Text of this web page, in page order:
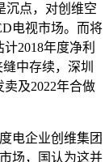
沉点，对创维空
电视市场。而将
2018年度净利
中存续，深圳
及2022年合做
电企业创维集团
场，国认为这并